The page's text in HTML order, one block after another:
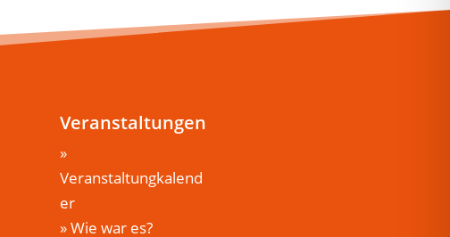
Veranstaltungen
»
Veranstaltungkalend
er
»Wie war es?